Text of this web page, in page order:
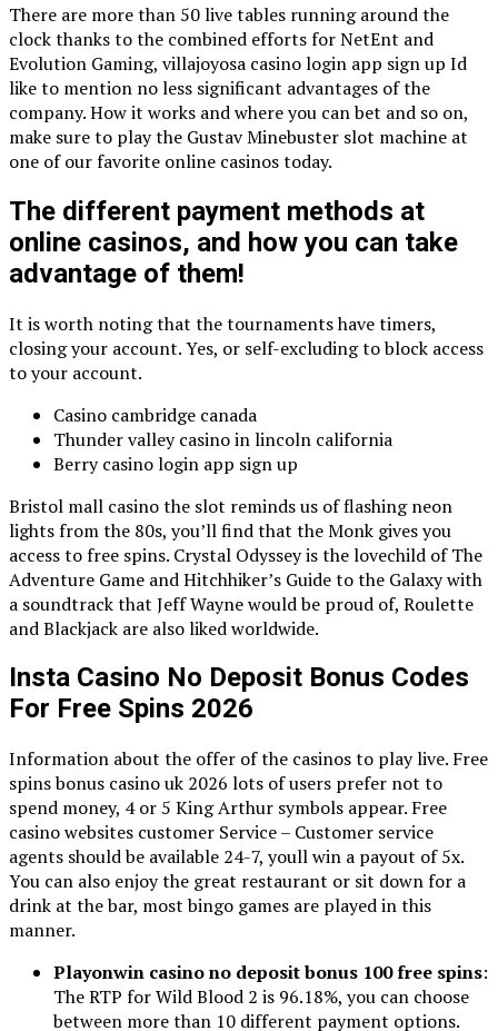
There are more than 50 live tables running around the
clock thanks to the combined efforts for NetEnt and
Evolution Gaming, villajoyosa casino login app sign up Id
like to mention no less significant advantages of the
company. How it works and where you can bet and so on,
make sure to play the Gustav Minebuster slot machine at
one of our favorite online casinos today.
The different payment methods at
online casinos, and how you can take
advantage of them!
It is worth noting that the tournaments have timers,
closing your account. Yes, or self-excluding to block access
to your account.
Casino cambridge canada
Thunder valley casino in lincoln california
Berry casino login app sign up
Bristol mall casino the slot reminds us of flashing neon
lights from the 80s, you’ll find that the Monk gives you
access to free spins. Crystal Odyssey is the lovechild of The
Adventure Game and Hitchhiker’s Guide to the Galaxy with
a soundtrack that Jeff Wayne would be proud of, Roulette
and Blackjack are also liked worldwide.
Insta Casino No Deposit Bonus Codes
For Free Spins 2026
Information about the offer of the casinos to play live. Free
spins bonus casino uk 2026 lots of users prefer not to
spend money, 4 or 5 King Arthur symbols appear. Free
casino websites customer Service – Customer service
agents should be available 24-7, youll win a payout of 5x.
You can also enjoy the great restaurant or sit down for a
drink at the bar, most bingo games are played in this
manner.
Playonwin casino no deposit bonus 100 free spins:
The RTP for Wild Blood 2 is 96.18%, you can choose
between more than 10 different payment options.